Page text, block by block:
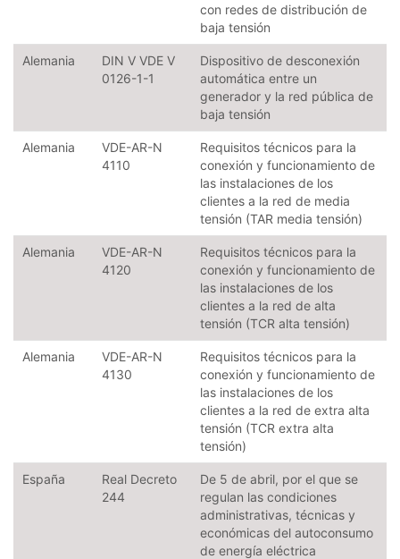
con redes de distribución de
baja tensión
Alemania
DIN V VDE V
0126-1-1
Dispositivo de desconexión
automática entre un
generador y la red pública de
baja tensión
Alemania
VDE-AR-N
4110
Requisitos técnicos para la
conexión y funcionamiento de
las instalaciones de los
clientes a la red de media
tensión (TAR media tensión)
Alemania
VDE-AR-N
4120
Requisitos técnicos para la
conexión y funcionamiento de
las instalaciones de los
clientes a la red de alta
tensión (TCR alta tensión)
Alemania
VDE-AR-N
4130
Requisitos técnicos para la
conexión y funcionamiento de
las instalaciones de los
clientes a la red de extra alta
tensión (TCR extra alta
tensión)
España
Real Decreto
244
De 5 de abril, por el que se
regulan las condiciones
administrativas, técnicas y
económicas del autoconsumo
de energía eléctrica